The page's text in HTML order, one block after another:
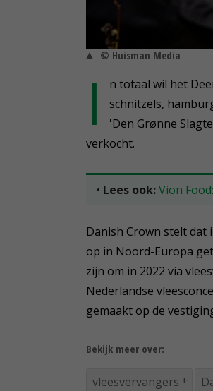
© Huisman Media
I
n totaal wil het
schnitzels,
'Den Grønne
verkocht.
• Lees ook:Vion
Danish Crown stelt dat
op in Noord-Europa
zijn om in 2022 via
Nederlandse
gemaakt op de
Bekijk meer over:
vleesvervangers